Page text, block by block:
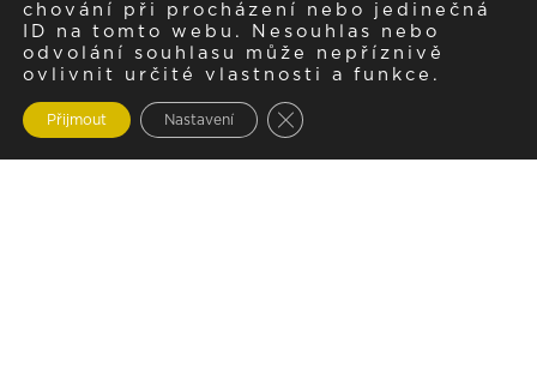
chování při procházení nebo jedinečná
ID na tomto webu. Nesouhlas nebo
odvolání souhlasu může nepříznivě
ovlivnit určité vlastnosti a funkce.
Přijmout Nastavení Zavřít cookie lištu GDPR